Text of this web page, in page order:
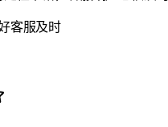
客服及时